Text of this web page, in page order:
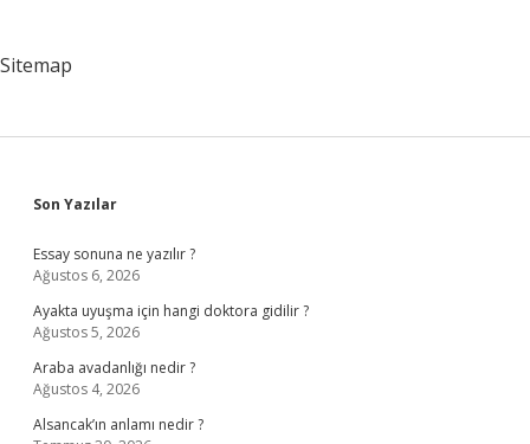
Sitemap
Sidebar
Son Yazılar
Essay sonuna ne yazılır ?
Ağustos 6, 2026
Ayakta uyuşma için hangi doktora gidilir ?
Ağustos 5, 2026
Araba avadanlığı nedir ?
Ağustos 4, 2026
Alsancak’ın anlamı nedir ?